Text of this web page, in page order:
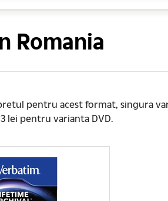
Romania
pentru acest format, singura
lei pentru varianta DVD.